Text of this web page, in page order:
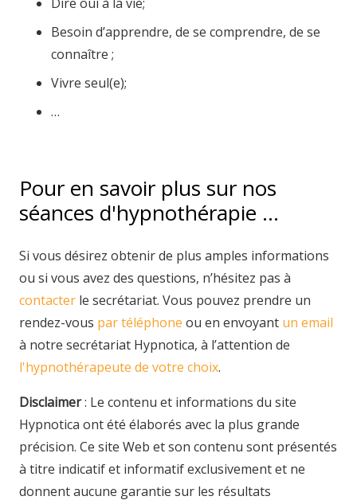
Besoin d’apprendre, de se comprendre, de se
connaître ;
Vivre seul(e);
…
Pour en savoir plus sur nos
séances d'hypnothérapie …
Si vous désirez obtenir de plus amples informations
ou si vous avez des questions, n’hésitez pas à
contacter le secrétariat. Vous pouvez prendre un
rendez-vous par téléphone ou en envoyant un email
à notre secrétariat Hypnotica, à l’attention de
l'hypnothérapeute de votre choix.
Disclaimer: Le contenu et informations du site
Hypnotica ont été élaborés avec la plus grande
précision. Ce site Web et son contenu sont présentés
à titre indicatif et informatif exclusivement et ne
donnent aucune garantie sur les résultats